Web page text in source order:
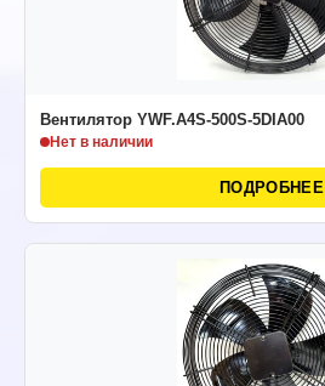
Вентилятор YWF.A4S-500S-5DIA00
Нет в наличии
ПОДРОБНЕЕ